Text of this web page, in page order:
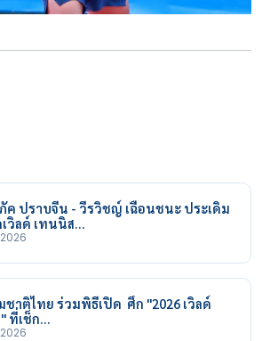
ปราบจีน - วีรวิชญ์ เฉือนชนะ ประเดิม
วิลด์ เทนนิส…
ชาติไทย ร่วมพิธีเปิด ศึก "2026 เวิลด์
ที่เช็ก…